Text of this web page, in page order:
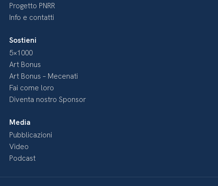
Progetto PNRR
Info e contatti
Sostieni
5×1000
Art Bonus
Art Bonus – Mecenati
Fai come loro
Diventa nostro Sponsor
Media
Pubblicazioni
Video
Podcast